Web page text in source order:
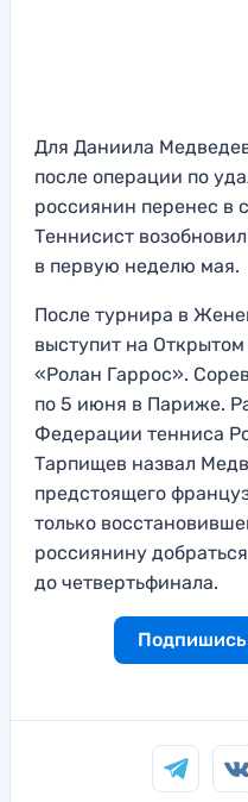
Для Даниила
после операции по
россиянин перенес в
Теннисист
в первую неделю мая.
После турнира в
выступит на
«Ролан Гаррос».
по 5 июня в Париже.
Федерации тенниса
Тарпищев назвал
предстоящего
только
россиянину
до четвертьфинала.
Подпишись